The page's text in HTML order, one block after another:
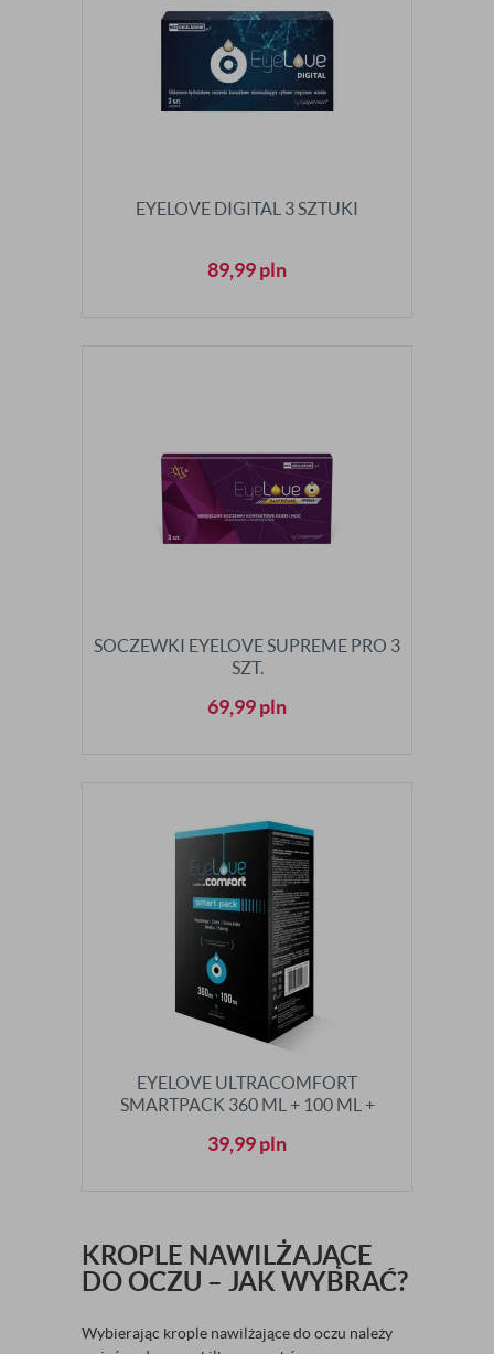
EYELOVE DIGITAL 3 SZTUKI
89,99pln
SOCZEWKI EYELOVE SUPREME PRO 3
SZT.
69,99pln
EYELOVE ULTRACOMFORT
SMARTPACK 360 ML + 100 ML +
39,99pln
KROPLE NAWILŻAJĄCE
DO OCZU – JAK WYBRAĆ?
Wybierając krople nawilżające do oczu należy